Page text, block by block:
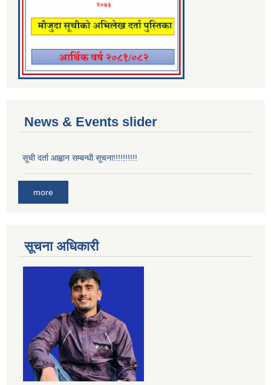
News & Events slider
सूची दर्ता आह्वान सम्बन्धी सूचना!!!!!!!!!!
more
सूचना अधिकारी